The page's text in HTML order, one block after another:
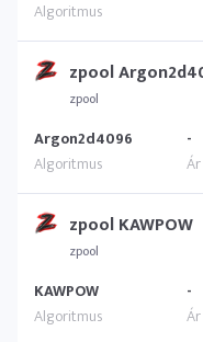
zpool
zpool
Argon2d4096 -
zpool KAWPOW
zpool
KAWPOW -